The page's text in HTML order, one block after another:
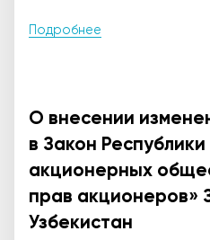
Подробнее
О внесении
в Закон
акционерных
прав акционеров»
Узбекистан